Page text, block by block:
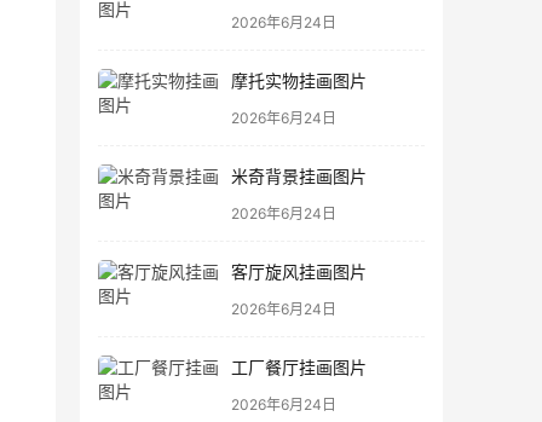
2026年6月24日
摩托实物挂画图片
2026年6月24日
米奇背景挂画图片
2026年6月24日
客厅旋风挂画图片
2026年6月24日
工厂餐厅挂画图片
2026年6月24日